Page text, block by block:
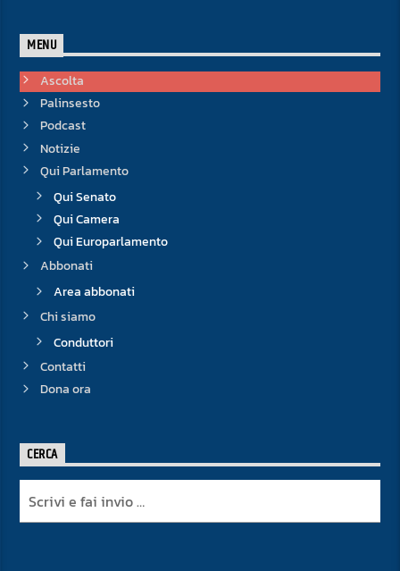
MENU
Ascolta
Palinsesto
Podcast
Notizie
Qui Parlamento
Qui Senato
Qui Camera
Qui Europarlamento
Abbonati
Area abbonati
Chi siamo
Conduttori
Contatti
Dona ora
CERCA